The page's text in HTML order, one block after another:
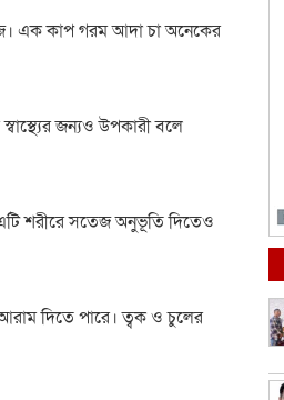
এক কাপ গরম আদা চা অনেকের
জন্যও উপকারী বলে
শরীরে সতেজ অনুভূতি দিতেও
দিতে পারে। ত্বক ও চুলের